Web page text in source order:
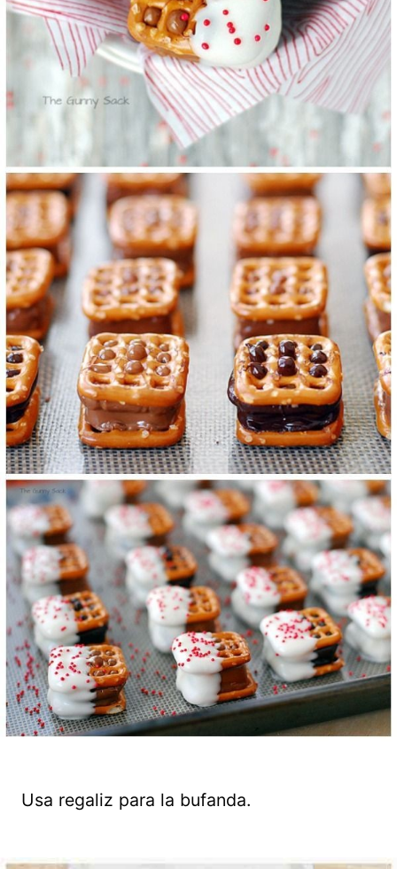
Usa regaliz para la bufanda.